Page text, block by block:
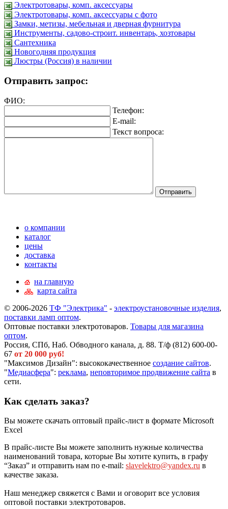
Электротовары, комп. аксессуары
Электротовары, комп. аксессуары с фото
Замки, метизы, мебельная и дверная фурнитура
Инструменты, садово-строит. инвентарь, хозтовары
Сантехника
Новогодняя продукция
Люстры (Россия) в наличии
Отправить запрос:
ФИО:
Телефон:
E-mail:
Текст вопроса:
о компании
каталог
цены
доставка
контакты
на главную
карта сайта
© 2006-2026 ТФ "Электрика" - электроустановочные изделия,
поставки ламп оптом.
Оптовые поставки электротоваров. Товары для магазина
оптом.
Россия, СПб, Наб. Обводного канала, д. 88. Т/ф (812) 600-00-
67 от 20 000 руб!
"Максимов Дизайн": высококачественное создание сайтов.
"Медиасфера": реклама, неповторимое продвижение сайта в
сети.
Как сделать заказ?
Вы можете скачать оптовый прайс-лист в формате Microsoft
Excel
В прайс-листе Вы можете заполнить нужные количества
наименований товара, которые Вы хотите купить, в графу
“Заказ” и отправить нам по e-mail: slavelektro@yandex.ru в
качестве заказа.
Наш менеджер свяжется с Вами и оговорит все условия
оптовой поставки электротоваров.